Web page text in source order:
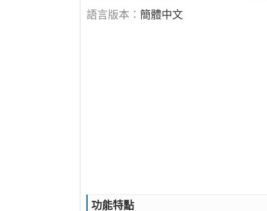
語言版本： 簡體中文
功能特點